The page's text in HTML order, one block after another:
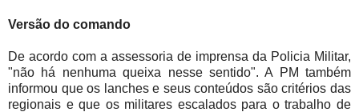
Versão do comando
De acordo com a assessoria de imprensa da Policia Militar,
"não há nenhuma queixa nesse sentido". A PM também
informou que os lanches e seus conteúdos são critérios das
regionais e que os militares escalados para o trabalho de